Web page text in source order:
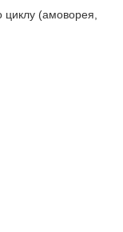
циклу (амоворея,